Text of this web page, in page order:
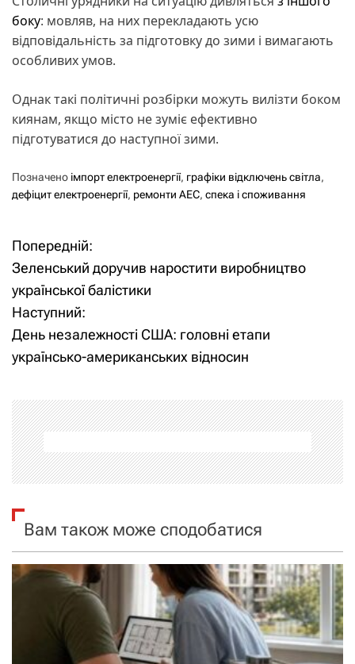
боку: мовляв, на них перекладають усю
відповідальність за підготовку до зими і вимагають
особливих умов.
Однак такі політичні розбірки можуть вилізти боком
киянам, якщо місто не зуміє ефективно
підготуватися до наступної зими.
Позначено імпорт електроенергії, графіки відключень світла,
дефіцит електроенергії, ремонти АЕС, спека і споживання
Н
а
в
і
а
ц
і
я
з
Попередній:
Зеленський доручив наростити виробництво
української балістики
Наступний:
День незалежності США: головні етапи
українсько-американських відносин
Вам також може сподобатися